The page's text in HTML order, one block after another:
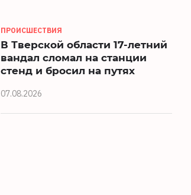
ПРОИСШЕСТВИЯ
В Тверской области 17-летний
вандал сломал на станции
стенд и бросил на путях
07.08.2026